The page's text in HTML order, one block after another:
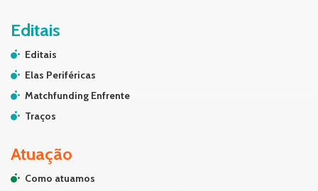
Editais
Editais
Elas Periféricas
Matchfunding Enfrente
Traços
Atuação
Como atuamos